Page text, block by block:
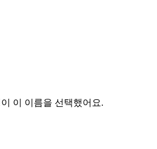
이 이름을 선택했어요.